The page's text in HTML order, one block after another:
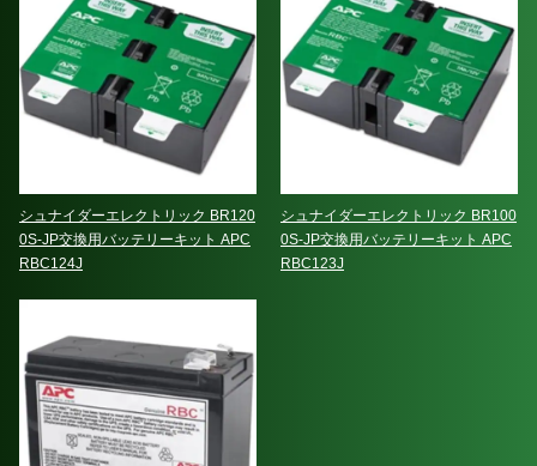
シュナイダーエレクトリック BR120
0S-JP交換用バッテリーキット APC
RBC124J
シュナイダーエレクトリック BR100
0S-JP交換用バッテリーキット APC
RBC123J